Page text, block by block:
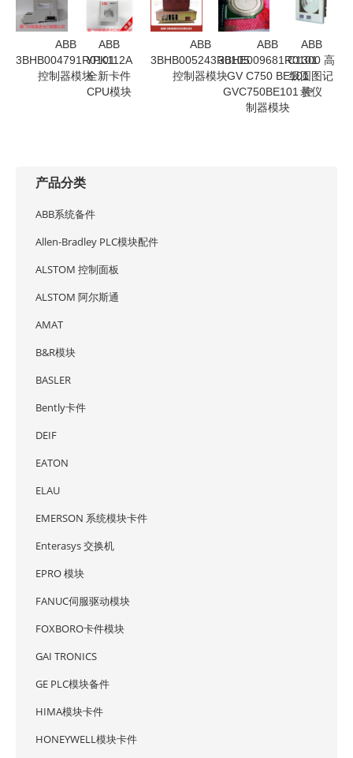
ABB
3BHB004791R0101
控制器模块
ABB
YPK112A
全新卡件
CPU模块
ABB
3BHB005243R0105
控制器模块
ABB
3BHE009681R0101
GV C750 BE101
GVC750BE101 控
制器模块
ABB
C1300 高
级圆图记
录仪
产品分类
ABB系统备件
Allen-Bradley PLC模块配件
ALSTOM 控制面板
ALSTOM 阿尔斯通
AMAT
B&R模块
BASLER
Bently卡件
DEIF
EATON
ELAU
EMERSON 系统模块卡件
Enterasys 交换机
EPRO 模块
FANUC伺服驱动模块
FOXBORO卡件模块
GAI TRONICS
GE PLC模块备件
HIMA模块卡件
HONEYWELL模块卡件